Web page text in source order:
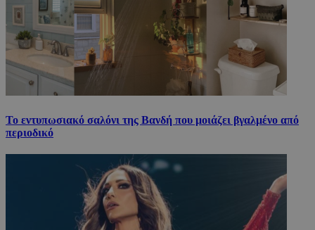
Το εντυπωσιακό σαλόνι της Βανδή που μοιάζει βγαλμένο από
περιοδικό